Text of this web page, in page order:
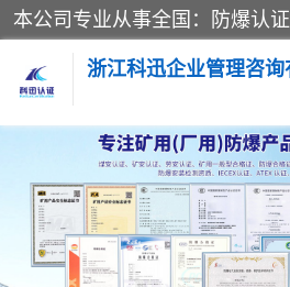
浙江科迅企业管理咨询
煤安认证
防爆合格证